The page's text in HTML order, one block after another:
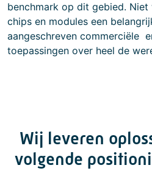
benchmark op dit gebied.
chips en modules een
aangeschreven commerciële
toepassingen over heel de
Wij leveren
volgende